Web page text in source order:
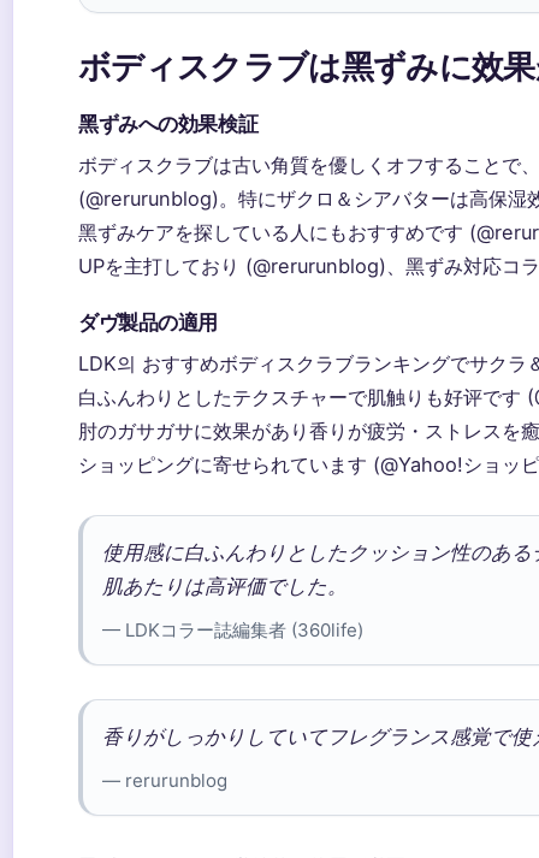
ボディスクラブは黑ずみに效
黑ずみへの効果検証
ボディスクラブは古い角質を優しくオフすることで
(@rerurunblog)。特にザクロ＆シアバターは高保湿
黑ずみケアを探している人にもおすすめです
UPを主打しており (@rerurunblog)、黑ずみ対応コ
ダヴ製品の適用
LDK의 おすすめボディスクラブランキングでサクラ
白ふんわりとしたテクスチャーで肌触りも好评です
肘のガサガサに效果があり香りが疲労・ストレスを
ショッピングに寄せられています (@Yahoo!ショッ
使用感に白ふんわりとしたクッション性のあ
肌あたりは高评価でした。
— LDKコラー誌編集者 (360life)
香りがしっかりしていてフレグランス感覚で使
— rerurunblog